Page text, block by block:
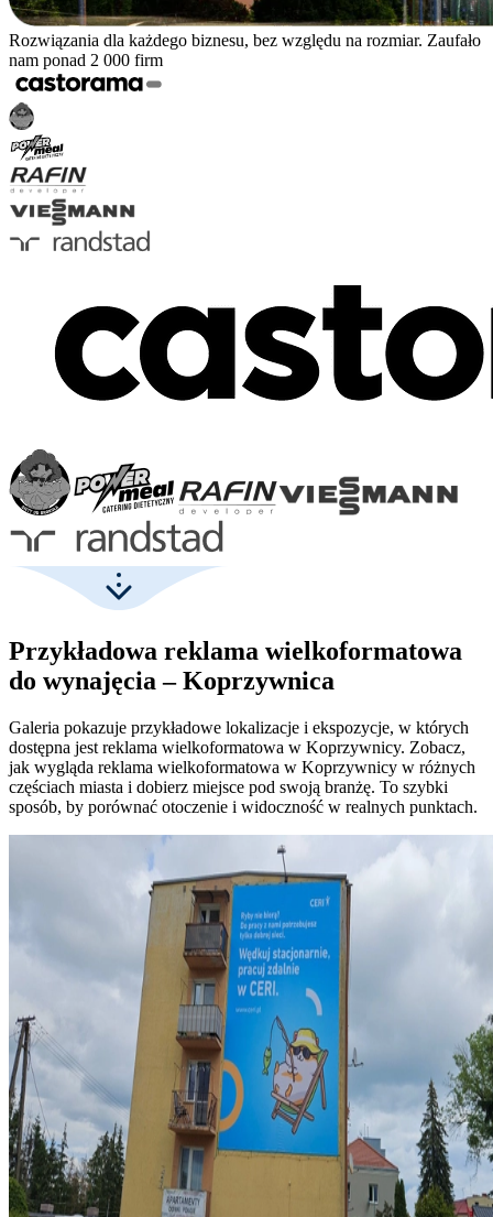
Rozwiązania dla każdego biznesu, bez względu na rozmiar. Zaufało
nam ponad 2 000 firm
Przykładowa reklama wielkoformatowa
do wynajęcia – Koprzywnica
Galeria pokazuje przykładowe lokalizacje i ekspozycje, w których
dostępna jest reklama wielkoformatowa w Koprzywnicy. Zobacz,
jak wygląda reklama wielkoformatowa w Koprzywnicy w różnych
częściach miasta i dobierz miejsce pod swoją branżę. To szybki
sposób, by porównać otoczenie i widoczność w realnych punktach.